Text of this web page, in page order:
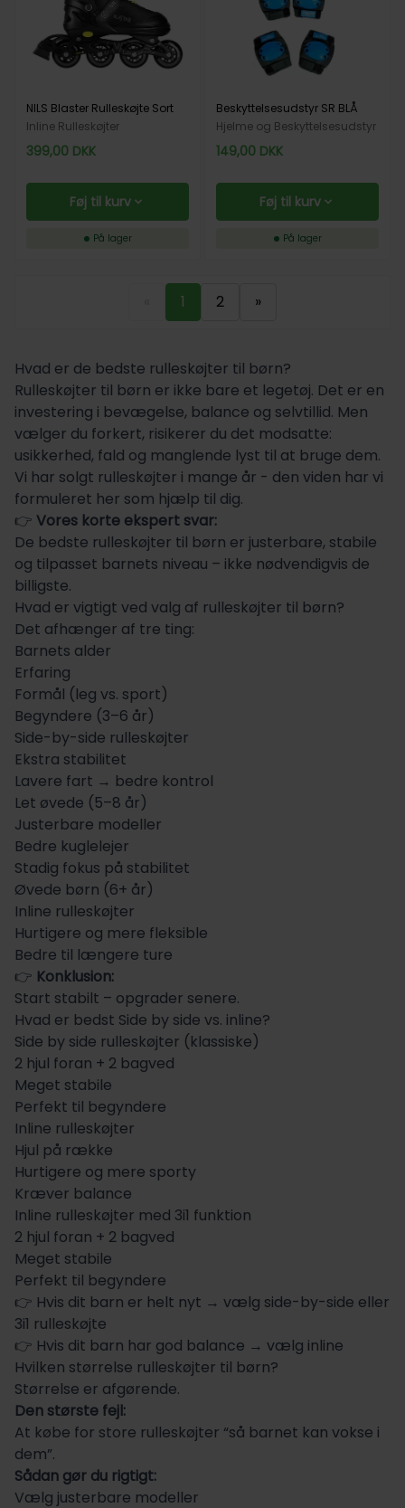
NILS Blaster Rulleskøjte Sort
Inline Rulleskøjter
399,00 DKK
Føj til kurv
På lager
Beskyttelsesudstyr SR BLÅ
Hjelme og Beskyttelsesudstyr
149,00 DKK
Føj til kurv
På lager
1 2 »
Hvad er de bedste rulleskøjter til børn?
Rulleskøjter til børn er ikke bare et legetøj. Det er en
investering i bevægelse, balance og selvtillid. Men
vælger du forkert, risikerer du det modsatte:
usikkerhed, fald og manglende lyst til at bruge dem.
Vi har solgt rulleskøjter i mange år - den viden har vi
formuleret her som hjælp til dig.
👉 Vores korte ekspert svar:
De bedste rulleskøjter til børn er justerbare, stabile
og tilpasset barnets niveau – ikke nødvendigvis de
billigste.
Hvad er vigtigt ved valg af rulleskøjter til børn?
Det afhænger af tre ting:
Barnets alder
Erfaring
Formål (leg vs. sport)
Begyndere (3–6 år)
Side-by-side rulleskøjter
Ekstra stabilitet
Lavere fart → bedre kontrol
Let øvede (5–8 år)
Justerbare modeller
Bedre kuglelejer
Stadig fokus på stabilitet
Øvede børn (6+ år)
Inline rulleskøjter
Hurtigere og mere fleksible
Bedre til længere ture
👉 Konklusion:
Start stabilt – opgrader senere.
Hvad er bedst Side by side vs. inline?
Side by side rulleskøjter (klassiske)
2 hjul foran + 2 bagved
Meget stabile
Perfekt til begyndere
Inline rulleskøjter
Hjul på række
Hurtigere og mere sporty
Kræver balance
Inline rulleskøjter med 3i1 funktion
2 hjul foran + 2 bagved
Meget stabile
Perfekt til begyndere
👉 Hvis dit barn er helt nyt → vælg side-by-side eller
3i1 rulleskøjte
👉 Hvis dit barn har god balance → vælg inline
Hvilken størrelse rulleskøjter til børn?
Størrelse er afgørende.
Den største fejl:
At købe for store rulleskøjter “så barnet kan vokse i
dem”.
Sådan gør du rigtigt:
Vælg justerbare modeller